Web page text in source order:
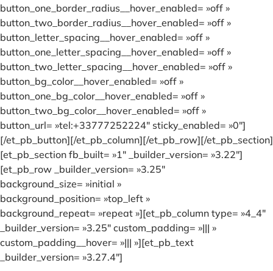
button_one_border_radius__hover_enabled= »off »
button_two_border_radius__hover_enabled= »off »
button_letter_spacing__hover_enabled= »off »
button_one_letter_spacing__hover_enabled= »off »
button_two_letter_spacing__hover_enabled= »off »
button_bg_color__hover_enabled= »off »
button_one_bg_color__hover_enabled= »off »
button_two_bg_color__hover_enabled= »off »
button_url= »tel:+33777252224″ sticky_enabled= »0″]
[/et_pb_button][/et_pb_column][/et_pb_row][/et_pb_section]
[et_pb_section fb_built= »1″ _builder_version= »3.22″]
[et_pb_row _builder_version= »3.25″
background_size= »initial »
background_position= »top_left »
background_repeat= »repeat »][et_pb_column type= »4_4″
_builder_version= »3.25″ custom_padding= »||| »
custom_padding__hover= »||| »][et_pb_text
_builder_version= »3.27.4″]